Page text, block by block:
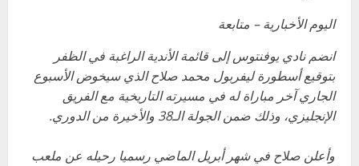
اليوم الأخبارية – متابعة
انضم نادي يوفنتوس إلى قائمة الأندية الراغبة في الظفر
بتوقيع أسطورة ليفربول محمد صلاح الذي سيخوض الأسبوع
الجاري آخر مباراة له في مسيرته التاريخية مع الفريق
الإنجليزي، وذلك ضمن الجولة الـ38 والأخيرة من الدوري.
وأعلن صلاح في شهر أبريل الماضي رسميا رحيله عن ملعب